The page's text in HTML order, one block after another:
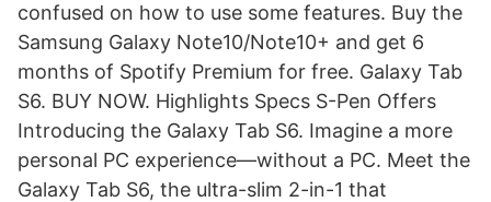
confused on how to use some features. Buy the
Samsung Galaxy Note10/Note10+ and get 6
months of Spotify Premium for free. Galaxy Tab
S6. BUY NOW. Highlights Specs S-Pen Offers
Introducing the Galaxy Tab S6. Imagine a more
personal PC experience—without a PC. Meet the
Galaxy Tab S6, the ultra-slim 2-in-1 that